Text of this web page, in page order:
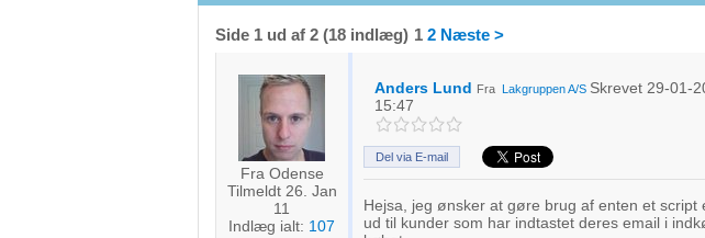
Side 1 ud af 2 (18 indlæg) 1 2 Næste >
Fra Odense
Tilmeldt 26. Jan
11
Indlæg ialt: 107
Anders Lund Fra Lakgruppen A/S Skrevet 29-01-
15:47
Del via E-mail
Hejsa, jeg ønsker at gøre brug af enten et script
ud til kunder som har indtastet deres email i